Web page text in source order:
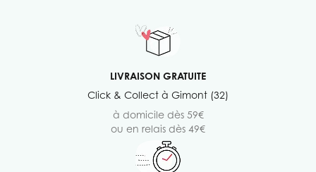
LIVRAISON GRATUITE
Click & Collect à Gimont (32)
à domicile dès 59€
ou en relais dès 49€